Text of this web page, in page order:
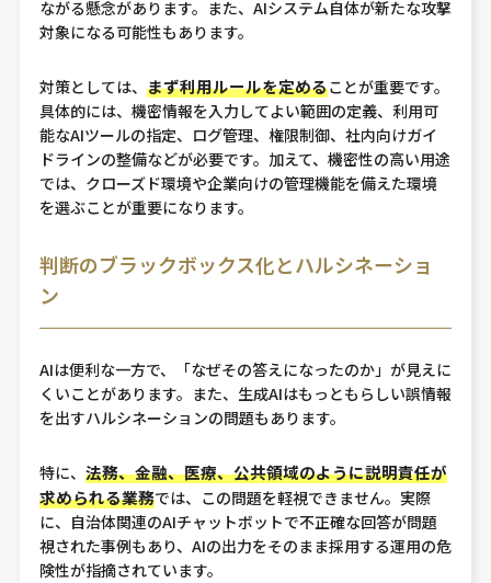
ながる懸念があります。また、AIシステム自体が新たな攻撃
対象になる可能性もあります。
対策としては、 まず利用ルールを定めることが重要です。
具体的には、機密情報を入力してよい範囲の定義、利用可
能なAIツールの指定、ログ管理、権限制御、社内向けガイ
ドラインの整備などが必要です。加えて、機密性の高い用途
では、クローズド環境や企業向けの管理機能を備えた環境
を選ぶことが重要になります。
判断のブラックボックス化とハルシネーショ
ン
AIは便利な一方で、「なぜその答えになったのか」が見えに
くいことがあります。また、生成AIはもっともらしい誤情報
を出すハルシネーションの問題もあります。
特に、 法務、金融、医療、公共領域のように説明責任が
求められる業務では、この問題を軽視できません。実際
に、自治体関連のAIチャットボットで不正確な回答が問題
視された事例もあり、AIの出力をそのまま採用する運用の危
険性が指摘されています。